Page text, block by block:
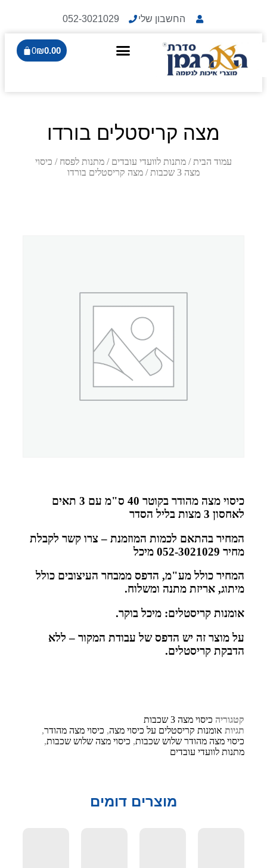
החשבון שלי 052-3021029
₪0.00
0
מצה קריסטלים בורדו
עמוד הבית / מתנות לוועדי עובדים / מתנות לפסח / כיסוי
מצה 3 שכבות
/ מצה קריסטלים בורדו
כיסוי מצה מהודר בקוטר 40 ס"מ עם 3 תאים
לאחסון 3 מצות בליל הסדר
המחיר בהתאם לכמות המוזמנת – צרו קשר לקבלת
מחיר 052-3021029 מיכל
המחיר כולל מע"מ, הדפס ממבחר העיצובים כולל
מיתוג, אריזת מתנה ומשלוח.
אומנות קריסטלים: מיכל בוקר.
על מוצר זה יש הדפס של עבודת המקור – ללא
הדבקת קריסטלים.
קטגוריה כיסוי מצה 3 שכבות
תגיות אומנות קריסטלים על כיסוי מצה, כיסוי מצה מהודר,
כיסוי מצה מהודר שלוש שכבות, כיסוי מצה שלוש שכבות,
מתנות לוועדי עובדים
מוצרים דומים